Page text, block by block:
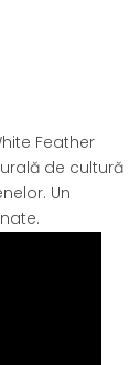
Feather
de cultură
Un